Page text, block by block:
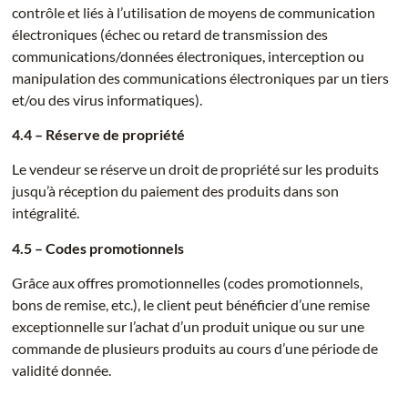
contrôle et liés à l’utilisation de moyens de communication
électroniques (échec ou retard de transmission des
communications/données électroniques, interception ou
manipulation des communications électroniques par un tiers
et/ou des virus informatiques).
4.4 – Réserve de propriété
Le vendeur se réserve un droit de propriété sur les produits
jusqu’à réception du paiement des produits dans son
intégralité.
4.5 – Codes promotionnels
Grâce aux offres promotionnelles (codes promotionnels,
bons de remise, etc.), le client peut bénéficier d’une remise
exceptionnelle sur l’achat d’un produit unique ou sur une
commande de plusieurs produits au cours d’une période de
validité donnée.